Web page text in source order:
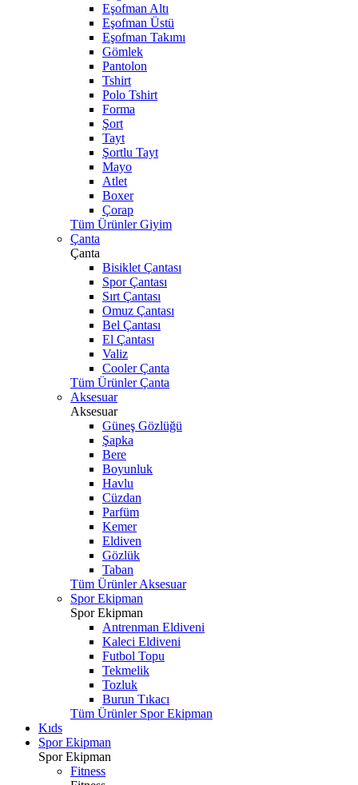
Eşofman Altı
Eşofman Üstü
Eşofman Takımı
Gömlek
Pantolon
Tshirt
Polo Tshirt
Forma
Şort
Tayt
Şortlu Tayt
Mayo
Atlet
Boxer
Çorap
Tüm Ürünler Giyim
Çanta
Çanta
Bisiklet Çantası
Spor Çantası
Sırt Çantası
Omuz Çantası
Bel Çantası
El Çantası
Valiz
Cooler Çanta
Tüm Ürünler Çanta
Aksesuar
Aksesuar
Güneş Gözlüğü
Şapka
Bere
Boyunluk
Havlu
Cüzdan
Parfüm
Kemer
Eldiven
Gözlük
Taban
Tüm Ürünler Aksesuar
Spor Ekipman
Spor Ekipman
Antrenman Eldiveni
Kaleci Eldiveni
Futbol Topu
Tekmelik
Tozluk
Burun Tıkacı
Tüm Ürünler Spor Ekipman
Kıds
Spor Ekipman
Spor Ekipman
Fitness